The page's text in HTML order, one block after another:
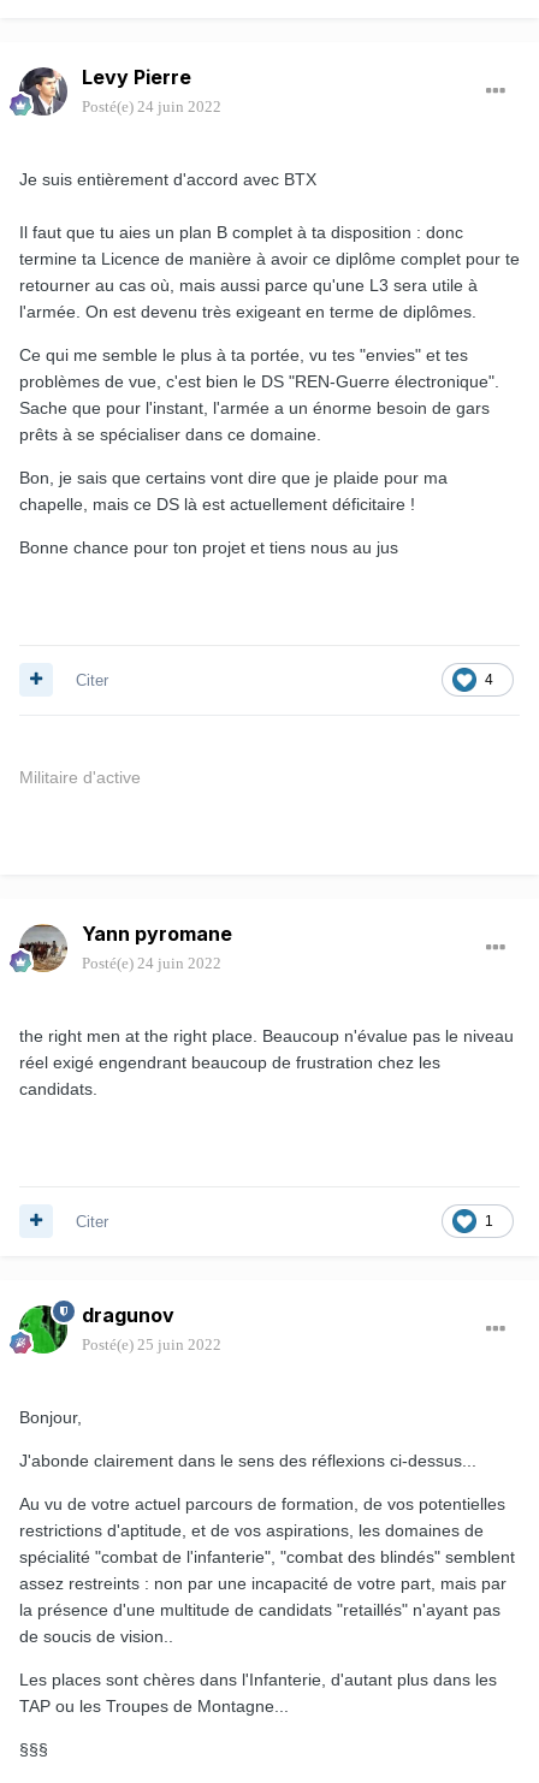
Levy Pierre
Posté(e) 24 juin 2022
Je suis entièrement d'accord avec BTX
Il faut que tu aies un plan B complet à ta disposition : donc
termine ta Licence de manière à avoir ce diplôme complet pour te
retourner au cas où, mais aussi parce qu'une L3 sera utile à
l'armée. On est devenu très exigeant en terme de diplômes.
Ce qui me semble le plus à ta portée, vu tes "envies" et tes
problèmes de vue, c'est bien le DS "REN-Guerre électronique".
Sache que pour l'instant, l'armée a un énorme besoin de gars
prêts à se spécialiser dans ce domaine.
Bon, je sais que certains vont dire que je plaide pour ma
chapelle, mais ce DS là est actuellement déficitaire !
Bonne chance pour ton projet et tiens nous au jus
4
Citer
Militaire d'active
Yann pyromane
Posté(e) 24 juin 2022
the right men at the right place. Beaucoup n'évalue pas le niveau
réel exigé engendrant beaucoup de frustration chez les
candidats.
1
Citer
dragunov
Posté(e) 25 juin 2022
Bonjour,
J'abonde clairement dans le sens des réflexions ci-dessus...
Au vu de votre actuel parcours de formation, de vos potentielles
restrictions d'aptitude, et de vos aspirations, les domaines de
spécialité "combat de l'infanterie", "combat des blindés" semblent
assez restreints : non par une incapacité de votre part, mais par
la présence d'une multitude de candidats "retaillés" n'ayant pas
de soucis de vision..
Les places sont chères dans l'Infanterie, d'autant plus dans les
TAP ou les Troupes de Montagne...
§§§